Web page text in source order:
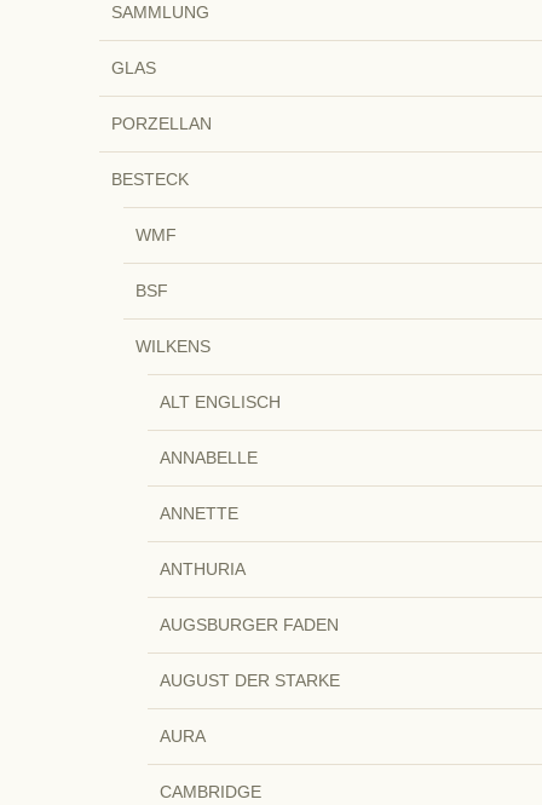
SAMMLUNG
GLAS
PORZELLAN
BESTECK
WMF
BSF
WILKENS
ALT ENGLISCH
ANNABELLE
ANNETTE
ANTHURIA
AUGSBURGER FADEN
AUGUST DER STARKE
AURA
CAMBRIDGE